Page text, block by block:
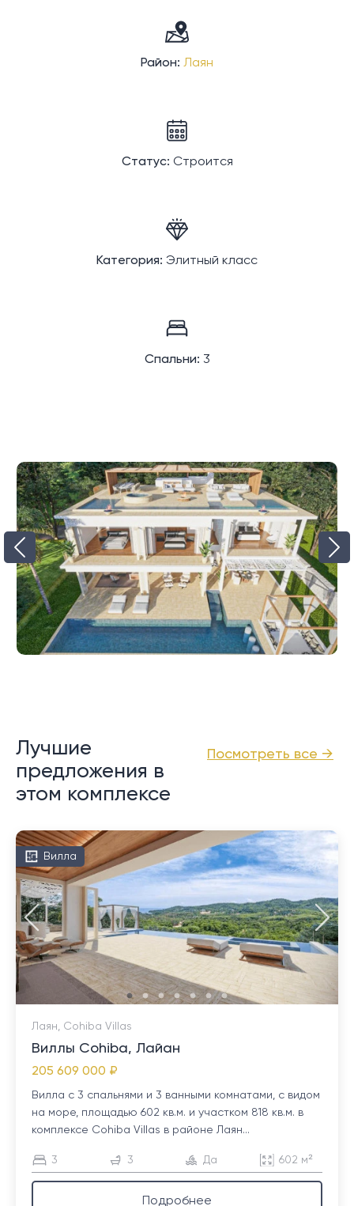
Район: Лаян
Статус: Строится
Категория: Элитный класс
Спальни: 3
Посмотреть все →
Лучшие
предложения в
этом комплексе
Вилла
Лаян, Cohiba Villas
Виллы Cohiba, Лайан
205 609 000 ₽
Вилла с 3 спальнями и 3 ванными комнатами, с видом
на море, площадью 602 кв.м. и участком 818 кв.м. в
комплексе Cohiba Villas в районе Лаян...
3 3 Да 602 м²
Подробнее